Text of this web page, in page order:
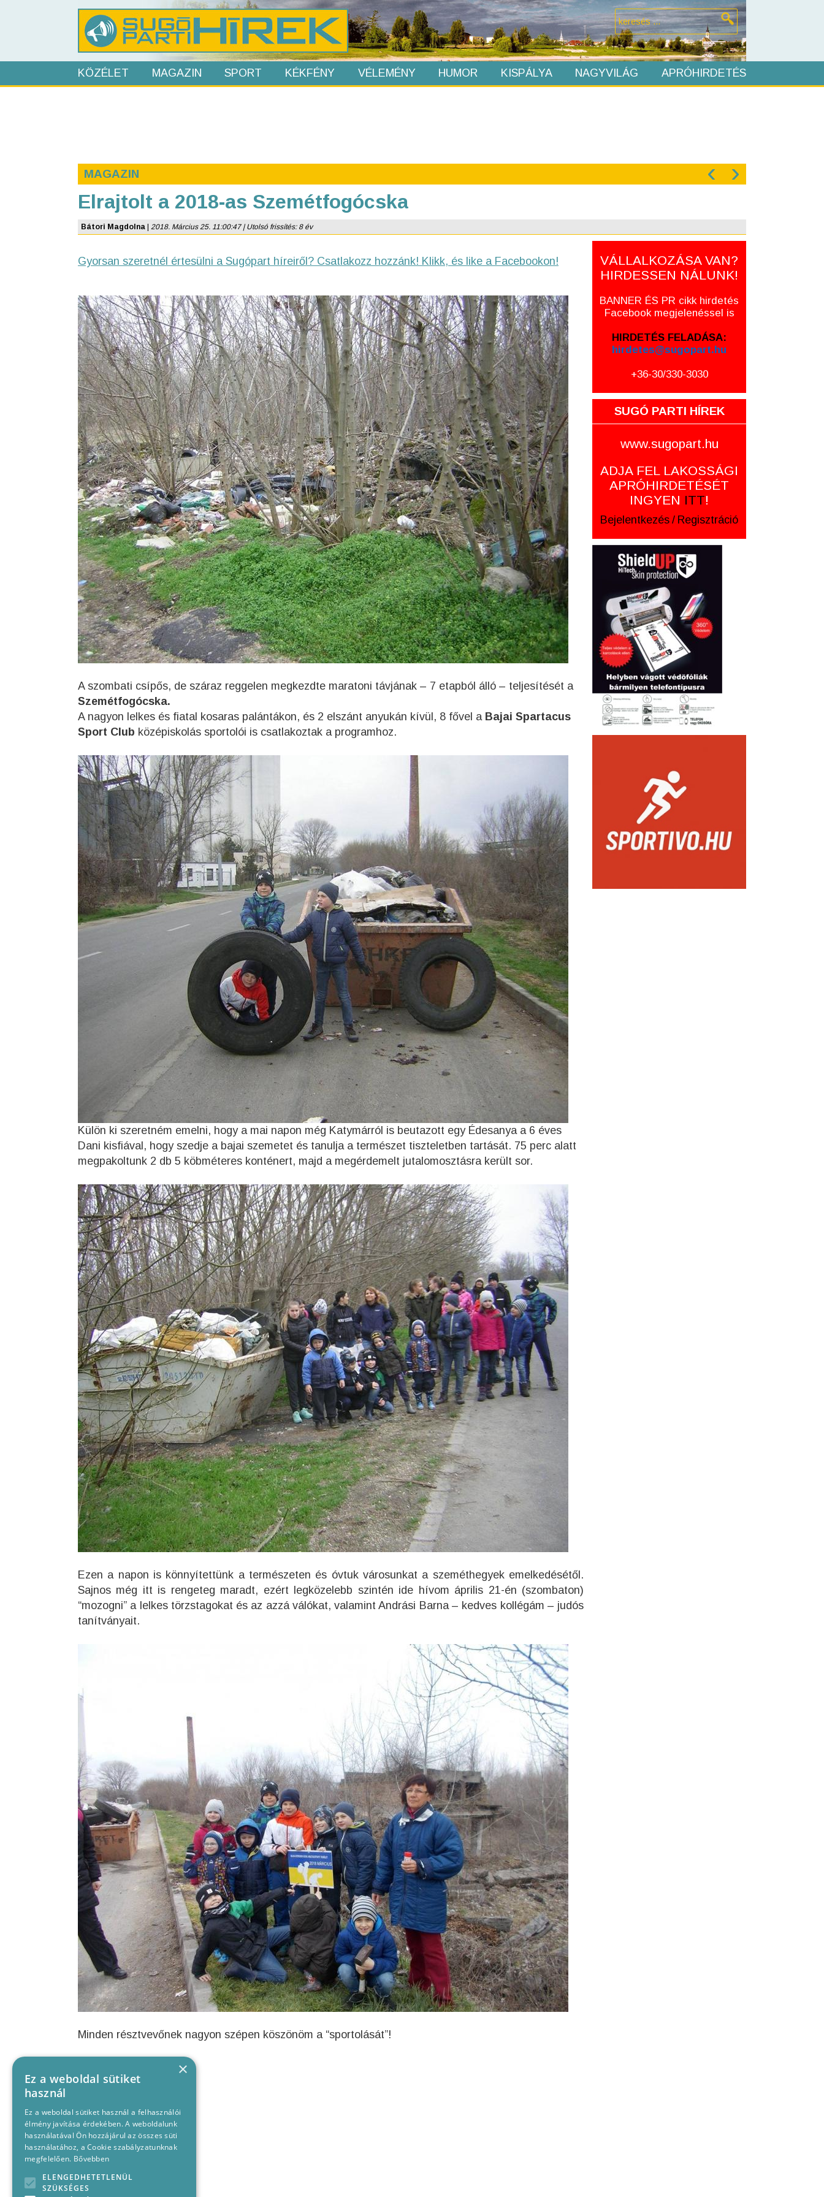
KÖZÉLET MAGAZIN SPORT KÉKFÉNY VÉLEMÉNY HUMOR KISPÁLYA NAGYVILÁG APRÓHIRDETÉS
MAGAZIN ‹ ›
Elrajtolt a 2018-as Szemétfogócska
Bátori Magdolna 2018. Március 25. 11:00:47 | Utolsó frissítés: 8 év
Gyorsan szeretnél értesülni a Sugópart híreiről? Csatlakozz hozzánk! Klikk, és like a Facebookon!
A szombati csípős, de száraz reggelen megkezdte maratoni távjának – 7 etapból álló – teljesítését a
Szemétfogócska.
A nagyon lelkes és fiatal kosaras palántákon, és 2 elszánt anyukán kívül, 8 fővel a Bajai Spartacus
Sport Club középiskolás sportolói is csatlakoztak a programhoz.
Külön ki szeretném emelni, hogy a mai napon még Katymárról is beutazott egy Édesanya a 6 éves
Dani kisfiával, hogy szedje a bajai szemetet és tanulja a természet tiszteletben tartását. 75 perc alatt
megpakoltunk 2 db 5 köbméteres konténert, majd a megérdemelt jutalomosztásra került sor.
Ezen a napon is könnyítettünk a természeten és óvtuk városunkat a szeméthegyek emelkedésétől.
Sajnos még itt is rengeteg maradt, ezért legközelebb szintén ide hívom április 21-én (szombaton)
“mozogni” a lelkes törzstagokat és az azzá válókat, valamint Andrási Barna – kedves kollégám – judós
tanítványait.
Minden résztvevőnek nagyon szépen köszönöm a “sportolását”!
VÁLLALKOZÁSA VAN?
HIRDESSEN NÁLUNK!
BANNER ÉS PR cikk hirdetés
Facebook megjelenéssel is
HIRDETÉS FELADÁSA:
hirdetes@sugopart.hu
+36-30/330-3030
SUGÓ PARTI HÍREK
www.sugopart.hu
ADJA FEL LAKOSSÁGI
APRÓHIRDETÉSÉT
INGYEN ITT!
Bejelentkezés / Regisztráció
×
Ez a weboldal sütiket
használ
Ez a weboldal sütiket használ a felhasználói
élmény javítása érdekében. A weboldalunk
használatával Ön hozzájárul az összes süti
használatához, a Cookie szabályzatunknak
megfelelően. Bővebben
ELENGEDHETETLENÜL
SZÜKSÉGES